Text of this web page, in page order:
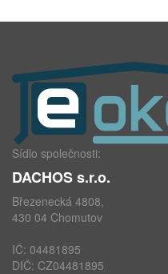
Sídlo společnosti:
DACHOS s.r.o.
Březenecká 4808,
430 04 Chomutov
IČ: 04481895
DIČ: CZ04481895